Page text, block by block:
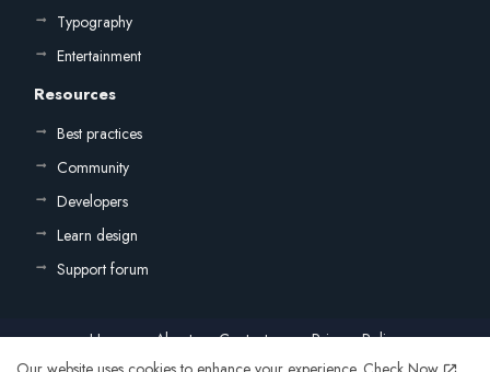
Typography
Entertainment
Resources
Best practices
Community
Developers
Learn design
Support forum
Home About Contact us
Privacy Policy